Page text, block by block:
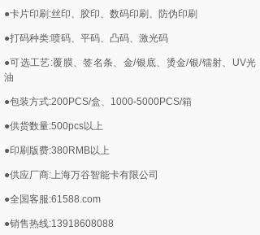
●卡片印刷:丝印、胶印、数码印刷、防伪印刷
●打码种类:喷码、平码、凸码、激光码
●可选工艺:覆膜、签名条、金/银底、烫金/银/镭射、UV光
油
●包装方式:200PCS/盒、1000-5000PCS/箱
●供货数量:500pcs以上
●印刷版费:380RMB以上
●供应厂商:上海万谷智能卡有限公司
●全国客服:61588.com
●销售热线:13918608088